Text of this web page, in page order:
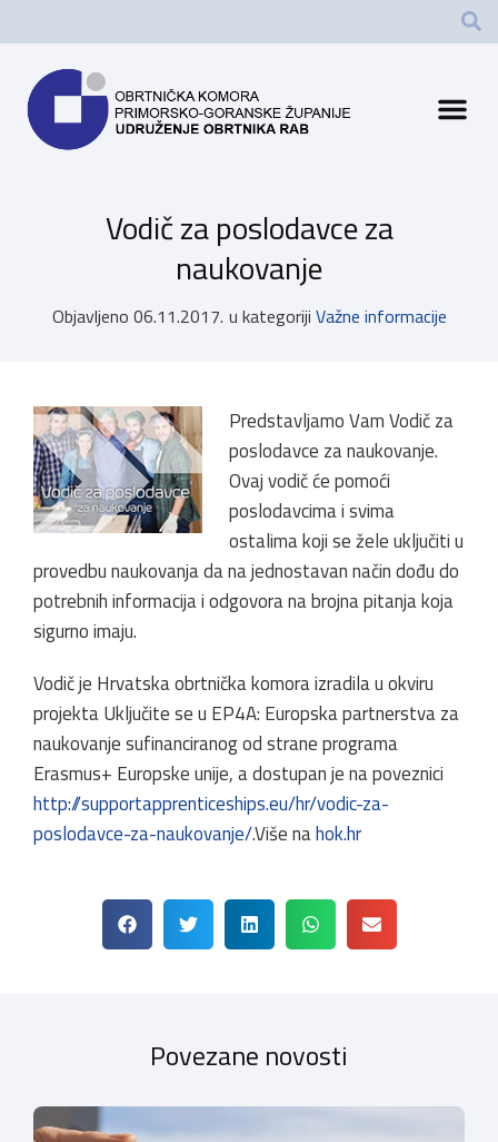
Vodič za poslodavce za
naukovanje
Objavljeno 06.11.2017. u kategoriji Važne informacije
Predstavljamo Vam Vodič za
poslodavce za naukovanje.
Ovaj vodič će pomoći
poslodavcima i svima
ostalima koji se žele uključiti u
provedbu naukovanja da na jednostavan način dođu do
potrebnih informacija i odgovora na brojna pitanja koja
sigurno imaju.
Vodič je Hrvatska obrtnička komora izradila u okviru
projekta Uključite se u EP4A: Europska partnerstva za
naukovanje sufinanciranog od strane programa
Erasmus+ Europske unije, a dostupan je na poveznici
http://supportapprenticeships.eu/hr/vodic-za-
poslodavce-za-naukovanje/.Više nahok.hr
Povezane novosti